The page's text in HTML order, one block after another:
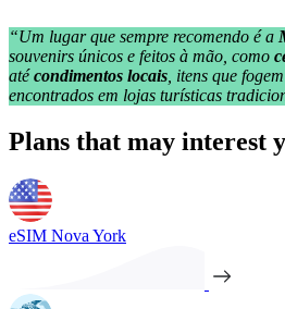
“Um lugar que sempre recomendo é a
souvenirs únicos e feitos à mão, como
atécondimentos locais , itens que
encontrados em lojas turísticas
Plans that may interest
eSIM Nova York